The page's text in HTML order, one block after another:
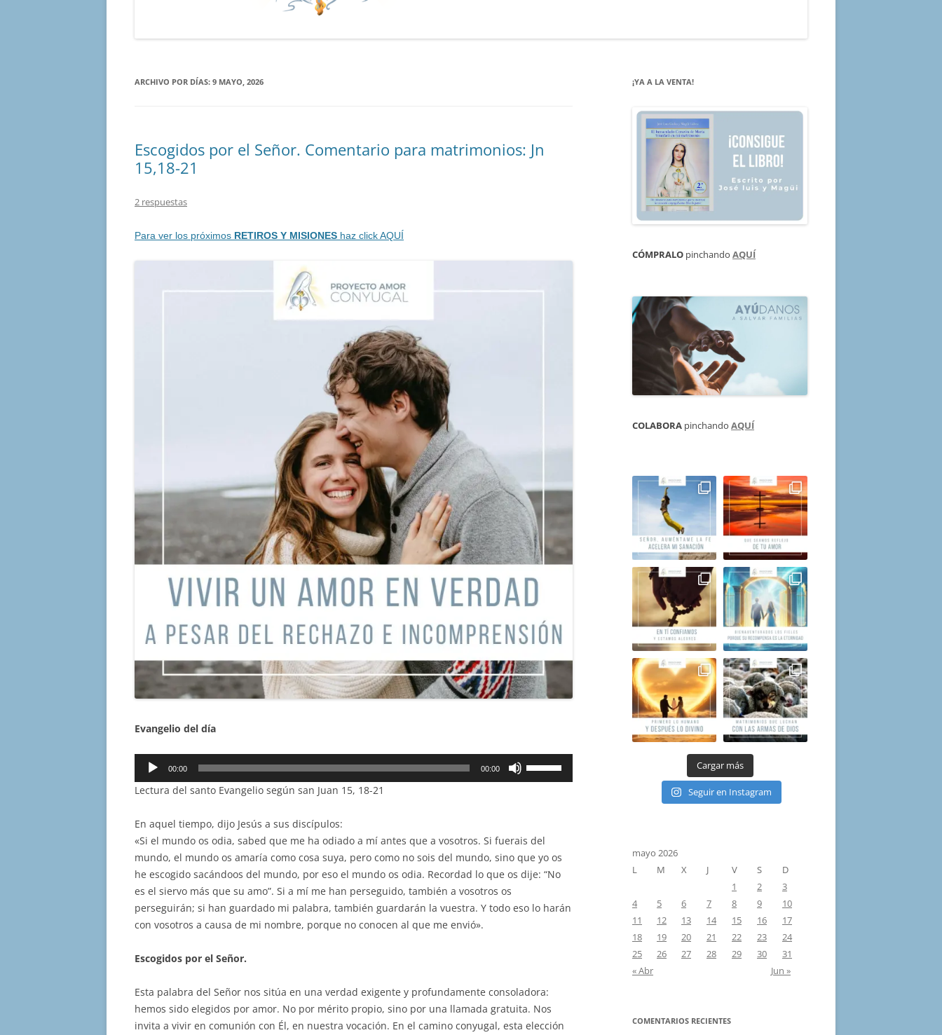
ARCHIVO POR DÍAS: 9 MAYO, 2026
Escogidos por el Señor. Comentario para matrimonios: Jn
15,18-21
2 respuestas
Para ver los próximos RETIROS Y MISIONES haz click AQUÍ
Evangelio del día
Reproductor
audio
00:00 00:00
arriba/abajo
para
aumentar
disminuir
Lectura del santo Evangelio según san Juan 15, 18-21
En aquel tiempo, dijo Jesús a sus discípulos:
«Si el mundo os odia, sabed que me ha odiado a mí antes que a vosotros. Si fuerais del
mundo, el mundo os amaría como cosa suya, pero como no sois del mundo, sino que yo os
he escogido sacándoos del mundo, por eso el mundo os odia. Recordad lo que os dije: “No
es el siervo más que su amo”. Si a mí me han perseguido, también a vosotros os
perseguirán; si han guardado mi palabra, también guardarán la vuestra. Y todo eso lo harán
con vosotros a causa de mi nombre, porque no conocen al que me envió».
Escogidos por el Señor.
Esta palabra del Señor nos sitúa en una verdad exigente y profundamente consoladora:
hemos sido elegidos por amor. No por mérito propio, sino por una llamada gratuita. Nos
invita a vivir en comunión con Él, en nuestra vocación. En el camino conyugal, esta elección
¡YA A LA VENTA!
CÓMPRALO pinchando AQUÍ
COLABORA pinchando AQUÍ
Cargar más
Seguir en Instagram
mayo 2026
L
M X J V S
D
1
2
3
4
5 6 7 8 9
10
11
12 13 14 15 16
17
18
19 20 21 22 23
24
25
26 27 28 29 30
31
« Abr
Jun »
COMENTARIOS RECIENTES